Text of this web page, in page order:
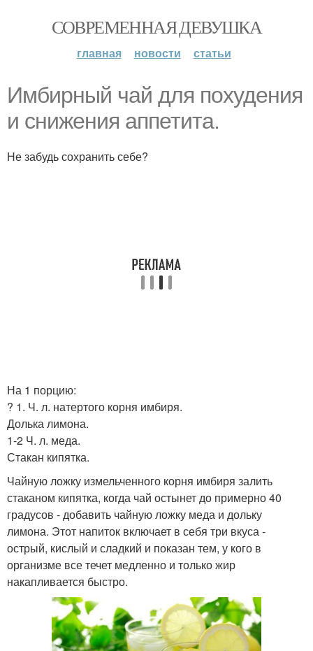
СОВРЕМЕННАЯ ДЕВУШКА
главная новости статьи
Имбирный чай для похудения
и снижения аппетита.
Не забудь сохранить себе?
На 1 порцию:
? 1. Ч. л. натертого корня имбиря.
Долька лимона.
1-2 Ч. л. меда.
Стакан кипятка.
Чайную ложку измельченного корня имбиря залить
стаканом кипятка, когда чай остынет до примерно 40
градусов - добавить чайную ложку меда и дольку
лимона. Этот напиток включает в себя три вкуса -
острый, кислый и сладкий и показан тем, у кого в
организме все течет медленно и только жир
накапливается быстро.